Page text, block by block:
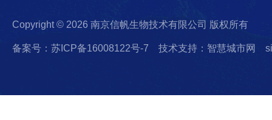
Copyright © 2026 南京信帆生物技术有限公司 版权所有
备案号：苏ICP备16008122号-7 技术支持：智慧城市网